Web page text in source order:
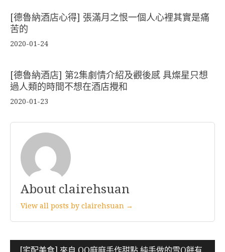
[德魯納酒店心得] 張滿月之恨一個人心裡其實是痛
苦的
2020-01-24
[德魯納酒店] 第2集劇情介紹及觀後感 具燦星只想
過人類的時間不想在酒店攪和
2020-01-23
About clairehsuan
View all posts by clairehsuan →
文